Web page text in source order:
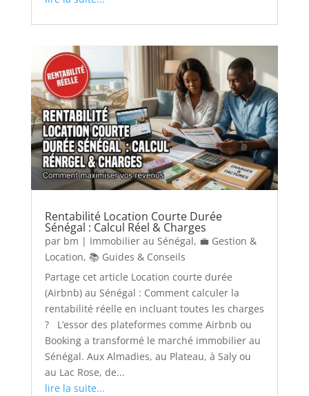
Rentabilité Location Courte Durée
Sénégal : Calcul Réel & Charges
par bm | Immobilier au Sénégal, 💼 Gestion &
Location, 📚 Guides & Conseils
Partage cet article Location courte durée
(Airbnb) au Sénégal : Comment calculer la
rentabilité réelle en incluant toutes les charges
? L’essor des plateformes comme Airbnb ou
Booking a transformé le marché immobilier au
Sénégal. Aux Almadies, au Plateau, à Saly ou
au Lac Rose, de...
lire la suite...